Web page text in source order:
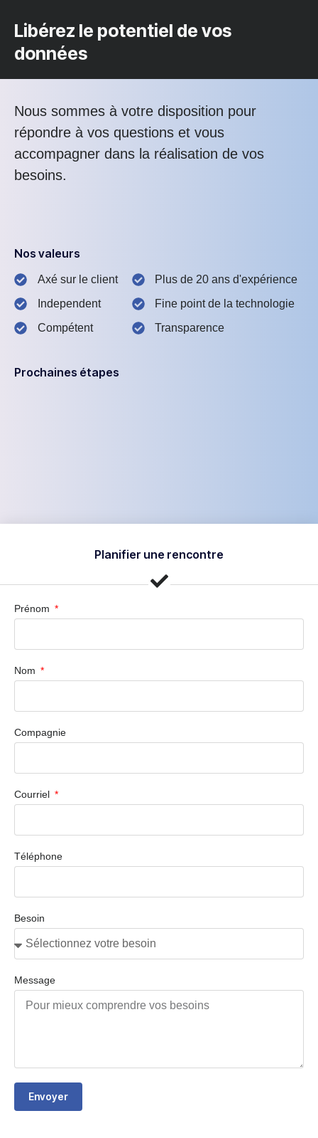
Libérez le potentiel de vos
données
Nous sommes à votre disposition pour
répondre à vos questions et vous
accompagner dans la réalisation de vos
besoins.
Nos valeurs
Axé sur le client
Independent
Compétent
Plus de 20 ans d'expérience
Fine point de la technologie
Transparence
Prochaines étapes
Planifier une rencontre
Prénom
Nom
Compagnie
Courriel
Téléphone
Besoin
Message
Envoyer